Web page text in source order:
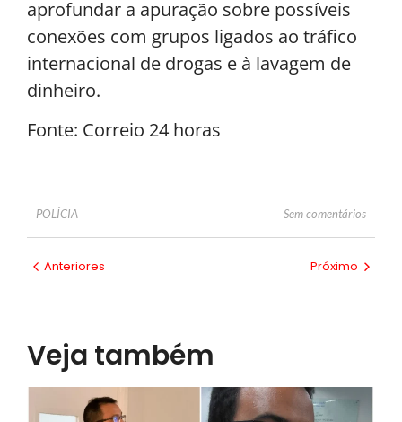
aprofundar a apuração sobre possíveis
conexões com grupos ligados ao tráfico
internacional de drogas e à lavagem de
dinheiro.
Fonte: Correio 24 horas
POLÍCIA Sem comentários
Anteriores Próximo
Veja também